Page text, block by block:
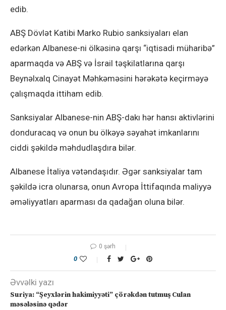
edib.
ABŞ Dövlət Katibi Marko Rubio sanksiyaları elan
edərkən Albanese-ni ölkəsinə qarşı “iqtisadi müharibə”
aparmaqda və ABŞ və İsrail təşkilatlarına qarşı
Beynəlxalq Cinayət Məhkəməsini hərəkətə keçirməyə
çalışmaqda ittiham edib.
Sanksiyalar Albanese-nin ABŞ-dakı hər hansı aktivlərini
donduracaq və onun bu ölkəyə səyahət imkanlarını
ciddi şəkildə məhdudlaşdıra bilər.
Albanese İtaliya vətəndaşıdır. Əgər sanksiyalar tam
şəkildə icra olunarsa, onun Avropa İttifaqında maliyyə
əməliyyatları aparması da qadağan oluna bilər.
0 şərh
0
Əvvəlki yazı
Suriya: “Şeyxlərin hakimiyyəti” çörəkdən tutmuş Culan
məsələsinə qədər